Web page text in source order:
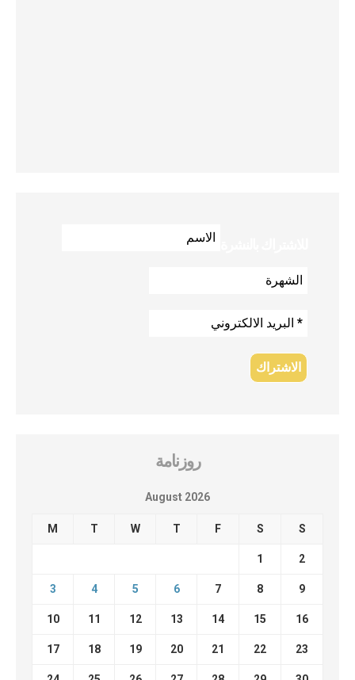
روزنامة
August 2026
M T W T F S S
1 2
3 4 5 6 7 8 9
10 11 12 13 14 15 16
17 18 19 20 21 22 23